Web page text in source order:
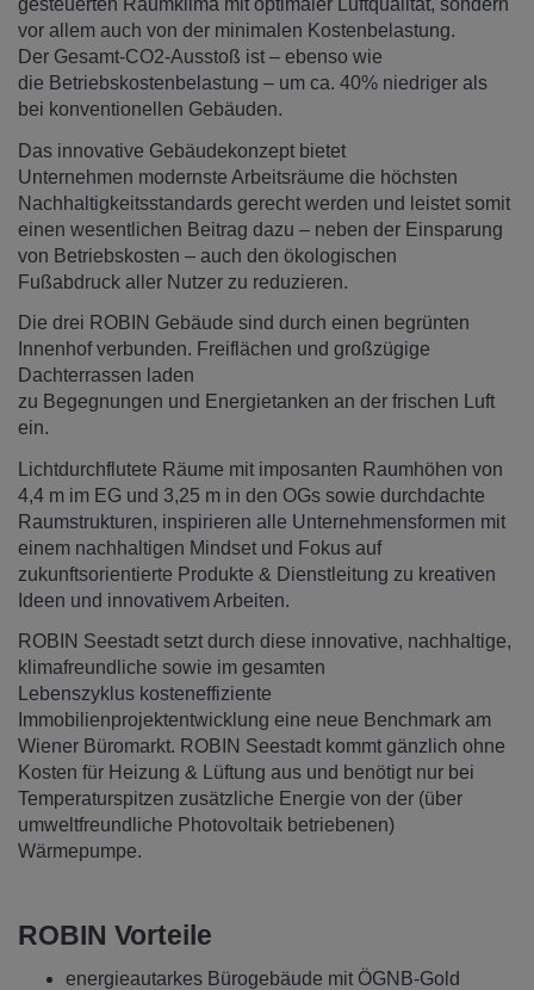
gesteuerten Raumklima mit optimaler Luftqualität, sondern
vor allem auch von der minimalen Kostenbelastung.
Der Gesamt-CO2-Ausstoß ist – ebenso wie
die Betriebskostenbelastung – um ca. 40% niedriger als
bei konventionellen Gebäuden.
Das innovative Gebäudekonzept bietet
Unternehmen modernste Arbeitsräume die höchsten
Nachhaltigkeitsstandards gerecht werden und leistet somit
einen wesentlichen Beitrag dazu – neben der Einsparung
von Betriebskosten – auch den ökologischen
Fußabdruck aller Nutzer zu reduzieren.
Die drei ROBIN Gebäude sind durch einen begrünten
Innenhof verbunden. Freiflächen und großzügige
Dachterrassen laden
zu Begegnungen und Energietanken an der frischen Luft
ein.
Lichtdurchflutete Räume mit imposanten Raumhöhen von
4,4 m im EG und 3,25 m in den OGs sowie durchdachte
Raumstrukturen, inspirieren alle Unternehmensformen mit
einem nachhaltigen Mindset und Fokus auf
zukunftsorientierte Produkte & Dienstleitung zu kreativen
Ideen und innovativem Arbeiten.
ROBIN Seestadt setzt durch diese innovative, nachhaltige,
klimafreundliche sowie im gesamten
Lebenszyklus kosteneffiziente
Immobilienprojektentwicklung eine neue Benchmark am
Wiener Büromarkt. ROBIN Seestadt kommt gänzlich ohne
Kosten für Heizung & Lüftung aus und benötigt nur bei
Temperaturspitzen zusätzliche Energie von der (über
umweltfreundliche Photovoltaik betriebenen)
Wärmepumpe.
ROBIN Vorteile
energieautarkes Bürogebäude mit ÖGNB-Gold